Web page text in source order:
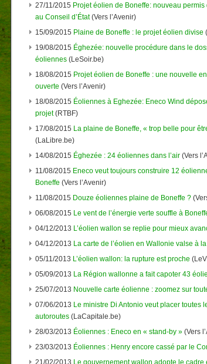
27/11/2015 Projet éolien de Boneffe: nouveau
au Conseil d’État(Vers l’Avenir)
15/09/2015 Plaine de Boneffe : le projet éolien divise
19/08/2015 Éghezée: nouvelle procédure dans le
éoliennes (LeSoir.be)
18/08/2015 Projet éolien de Boneffe : une nouvelle
ouverte (Vers l’Avenir)
18/08/2015 Éoliennes à Eghezée: Eneco Wind
projet(RTBF)
17/08/2015 La plaine de Boneffe, « trop belle pour
(LaLibre.be)
14/08/2015 Éghezée : 24 éoliennes dans l’air (Vers
11/08/2015 Eneco veut toujours construire 12
Boneffe (Vers l’Avenir)
11/08/2015 Douze éoliennes plaine de Boneffe ?
06/08/2015 Le vent de l’énergie verte souffle à
04/12/2013 L’éolien wallon se replie pour mieux
04/12/2013 La carte de l’éolien en Wallonie valse à
05/11/2013 L’éolien wallon: la rupture est proche
05/09/2013 La Région wallonne a fait capoter 43
25/07/2013 Nouvelle carte éolienne : zoomez sur
07/06/2013 Le ministre Di Antonio veut placer toutes
autoroutes (LaCapitale.be)
28/03/2013 Éoliennes : Eneco en « stand-by » (Vers
23/03/2013 Éoliennes : Henry encore cassé par le
21/02/2013 Le gouvernement wallon adopte le cadre